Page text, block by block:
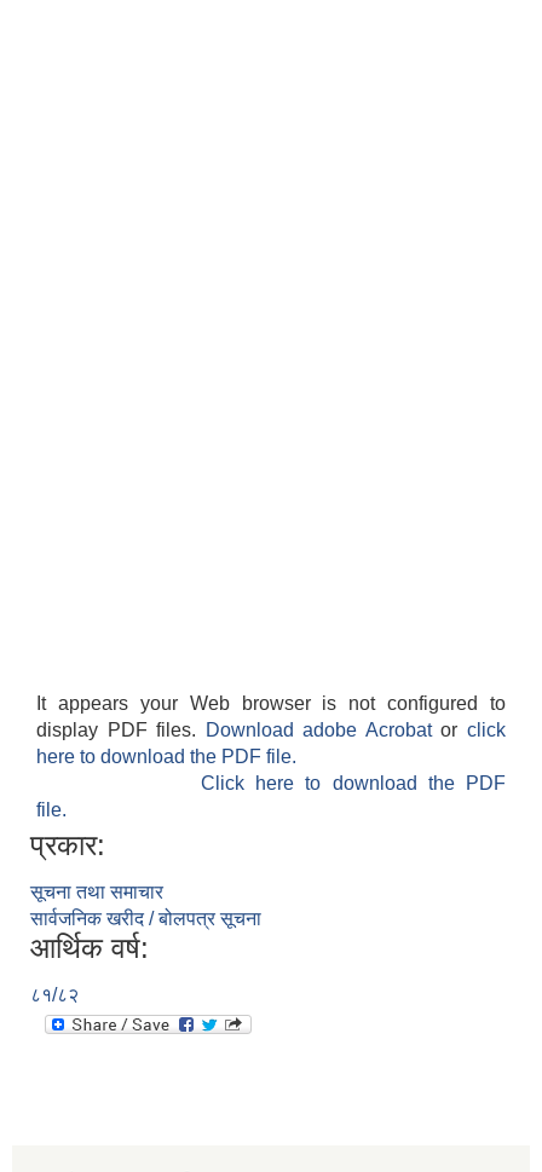
It appears your Web browser is not configured to
display PDF files.
Download adobe Acrobatorclick
here to download the PDF file.
Click here to download the PDF
file.
प्रकार:
सूचना तथा समाचार
सार्वजनिक खरीद / बोलपत्र सूचना
आर्थिक वर्ष:
८१/८२